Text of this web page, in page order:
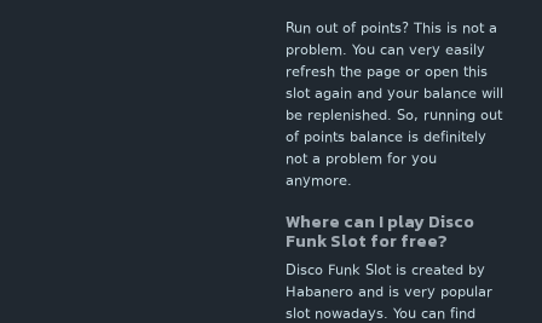
Run out of points? This is not a
problem. You can very easily
refresh the page or open this
slot again and your balance will
be replenished. So, running out
of points balance is definitely
not a problem for you
anymore.
Where can I play Disco
Funk Slot for free?
Disco Funk Slot is created by
Habanero and is very popular
slot nowadays. You can find